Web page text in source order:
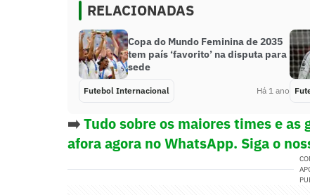
RELACIONADAS
Copa do Mundo Feminina de 2035
tem país ‘favorito’ na disputa para
sede
Futebol Internacional Há 1 ano
➡️Tudo sobre os maiores times e
afora agora no WhatsApp. Siga o